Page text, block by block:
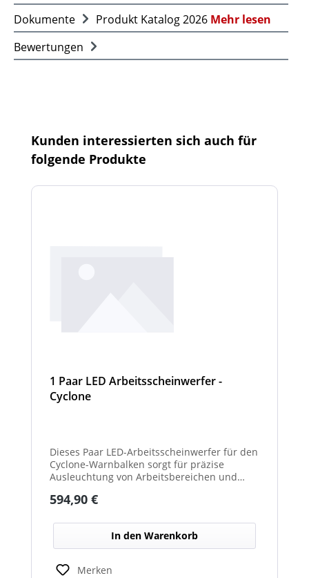
Dokumente
Produkt Katalog 2026 Mehr lesen
Bewertungen
Produktgalerie überspringen
Kunden interessierten sich auch für
folgende Produkte
1 Paar LED Arbeitsscheinwerfer -
Cyclone
Dieses Paar LED-Arbeitsscheinwerfer für den
Cyclone-Warnbalken sorgt für präzise
Ausleuchtung von Arbeitsbereichen und
schlechten Lichtverhältnissen.
Regulärer Preis:
594,90 €
In den Warenkorb
Merken